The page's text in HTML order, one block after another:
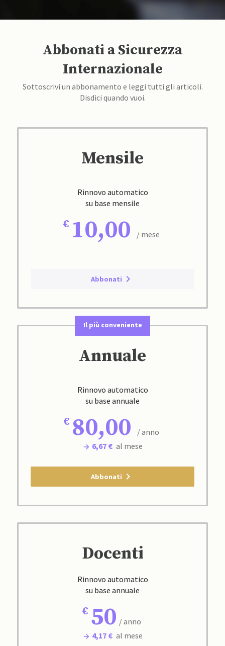
Abbonati a Sicurezza
Internazionale
Sottoscrivi un abbonamento e leggi tutti gli articoli.
Disdici quando vuoi.
Mensile
Rinnovo automatico
su base mensile
10,00 / mese
Abbonati
Il più conveniente
Annuale
Rinnovo automatico
su base annuale
80,00
/ anno
6,67 € al mese
Abbonati
Docenti
Rinnovo automatico
su base annuale
50 / anno
4,17 € al mese